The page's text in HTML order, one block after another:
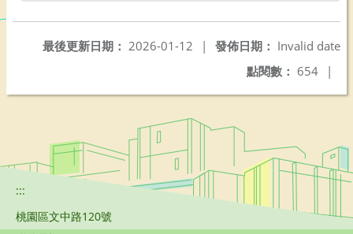
發佈日期： Invalid date
最後更新日期： 2026-01-12
|
點閱數： 654 |
:::
桃園區文中路120號